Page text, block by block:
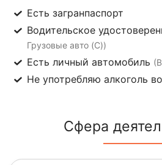
Есть загранпаспорт
Водительское
Грузовые авто (C))
Есть личный автомобиль
Не употребляю алкоголь
Сфера